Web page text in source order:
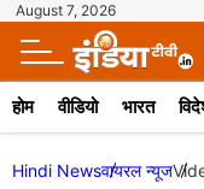
August 7, 2026
होम वीडियो भारत
Hindi Newsवायरल न्‍यूज